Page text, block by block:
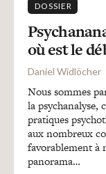
DOSSIER
où est le
Daniel Widlöcher
Nous sommes
la psychanalyse,
pratiques
aux nombreux
favorablement à
panorama…